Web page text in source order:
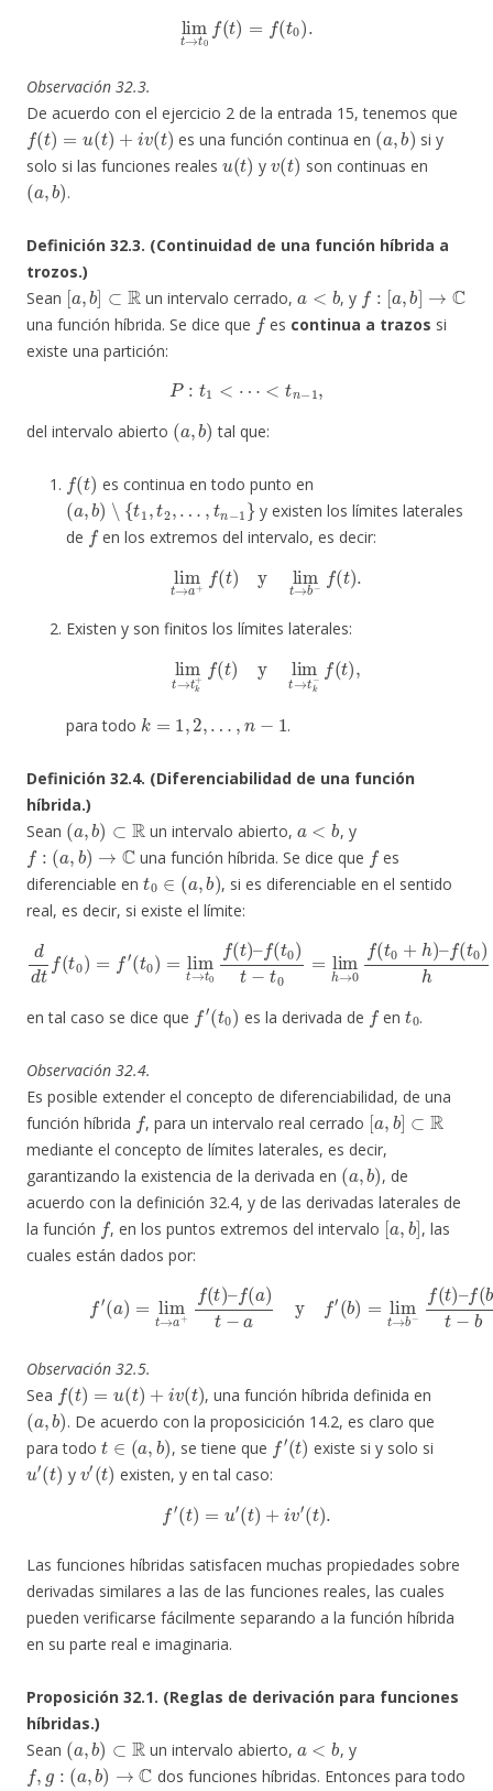
limt →t0 =f(t 0
Observación 32.3.
De acuerdo con el ejercicio 2 de la entrada 15, tenemos que
f(t) =u(t)+iv(t)
es una función continua en
(a,b)
si y
solo si las funciones reales
u(t)
y
v(t)
son continuas en
(a,b)
.
Definición 32.3. (Continuidad de una función híbrida a
trozos.)
Sean
[a,b R
un intervalo cerrado, , y
: a, ]→
una función híbrida. Se dice que
f
es continua a trazos si
existe una partición:
P :t1 <⋯ n −1
del intervalo abierto
(a b)
tal que:
(t
es continua en todo punto en
(a,b)∖{ t1,t2,… tn −1}
y existen los límites laterales
de
f
en los extremos del intervalo, es decir:
limt→a+f )y limt→ b−f(
Existen y son finitos los límites laterales:
limt→ tk+f )y limt→ tk−f
para todo
k …
.
Definición 32.4. (Diferenciabilidad de una función
híbrida.)
Sean
(a,b)
un intervalo abierto, , y
f:(a,b)→C
una función híbrida. Se dice que
es
diferenciable en
t0∈(a,b)
, si es diferenciable en el sentido
real, es decir, si existe el límite:
t0)= limt →
h→ f(t0 + h,
en tal caso se dice que
′( t
es la derivada de en .
Observación 32.4.
Es posible extender el concepto de diferenciabilidad, de una
función híbrida
f
, para un intervalo real cerrado
[a,b]⊂ R
mediante el concepto de límites laterales, es decir,
garantizando la existencia de la derivada en
(a,b)
, de
acuerdo con la definición 32.4, y de las derivadas laterales de
la función
f
, en los puntos extremos del intervalo
[a,b]
, las
cuales están dados por:
a+f )–f(a b−f( –f(
Observación 32.5.
Sea
f (t)=u( t)+iv(
, una función híbrida definida en
(a,b)
. De acuerdo con la proposicición 14.2, es claro que
para todo
t∈(a,b
, se tiene que
f′(t)
existe si y solo si
u′(t)
y
v′(t)
existen, y en tal caso:
f′( u′(t)+ i ′(t).
Las funciones híbridas satisfacen muchas propiedades sobre
derivadas similares a las de las funciones reales, las cuales
pueden verificarse fácilmente separando a la función híbrida
en su parte real e imaginaria.
Proposición 32.1. (Reglas de derivación para funciones
híbridas.)
Sean
(a,b)
un intervalo abierto, , y
f,g:(a,b)→ C
dos funciones híbridas. Entonces para todo